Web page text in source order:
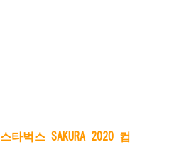
스타벅스 SAKURA 2020 컵